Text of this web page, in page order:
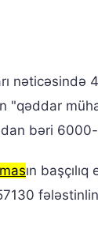
"qəddar
bəri
ın